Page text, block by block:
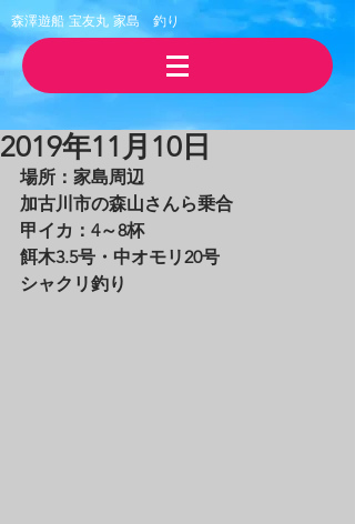
森澤遊船 宝友丸 ​家島 釣り
2019年11月10日
場所：家島周辺
加古川市の森山さんら乗合
甲イカ：4～8杯
餌木3.5号・中オモリ20号
シャクリ釣り